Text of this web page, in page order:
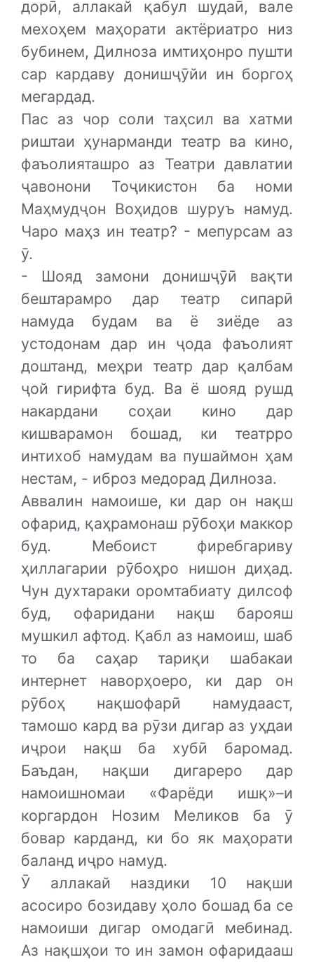
дорӣ, аллакай қабул шудаӣ, вале
мехоҳем маҳорати актёриатро низ
бубинем, Дилноза имтиҳонро пушти
сар кардаву донишҷӯйи ин боргоҳ
мегардад.
Пас аз чор соли таҳсил ва хатми
риштаи ҳунарманди театр ва кино,
фаъолияташро аз Театри давлатии
ҷавонони Тоҷикистон ба номи
Маҳмудҷон Воҳидов шуруъ намуд.
Чаро маҳз ин театр? - мепурсам аз
ӯ.
- Шояд замони донишҷӯӣ вақти
бештарамро дар театр сипарӣ
намуда будам ва ё зиёде аз
устодонам дар ин ҷода фаъолият
доштанд, меҳри театр дар қалбам
ҷой гирифта буд. Ва ё шояд рушд
накардани соҳаи кино дар
кишварамон бошад, ки театрро
интихоб намудам ва пушаймон ҳам
нестам, - иброз медорад Дилноза.
Аввалин намоише, ки дар он нақш
офарид, қаҳрамонаш рӯбоҳи маккор
буд. Мебоист фиребгариву
ҳиллагарии рӯбоҳро нишон диҳад.
Чун духтараки оромтабиату дилсоф
буд, офаридани нақш барояш
мушкил афтод. Қабл аз намоиш, шаб
то ба саҳар тариқи шабакаи
интернет наворҳоеро, ки дар он
рӯбоҳ нақшофарӣ намудааст,
тамошо кард ва рӯзи дигар аз уҳдаи
иҷрои нақш ба хубӣ баромад.
Баъдан, нақши дигареро дар
намоишномаи «Фарёди ишқ»–и
коргардон Нозим Меликов ба ӯ
бовар карданд, ки бо як маҳорати
баланд иҷро намуд.
Ӯ аллакай наздики 10 нақши
асосиро бозидаву ҳоло бошад ба се
намоиши дигар омодагӣ мебинад.
Аз нақшҳои то ин замон офаридааш